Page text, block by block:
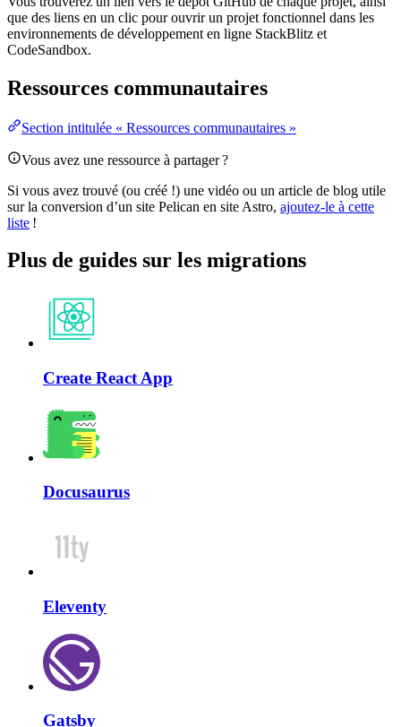
que des liens en un clic pour ouvrir un projet fonctionnel dans les
environnements de développement en ligne StackBlitz et
CodeSandbox.
Ressources communautaires
Section intitulée « Ressources communautaires »
Vous avez une ressource à partager ?
Si vous avez trouvé (ou créé !) une vidéo ou un article de blog utile
sur la conversion d’un site Pelican en site Astro, ajoutez-le à cette
liste !
Plus de guides sur les migrations
Create React App
Docusaurus
Eleventy
Gatsby